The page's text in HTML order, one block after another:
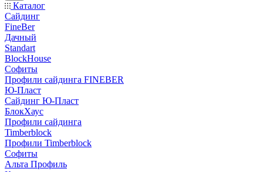
Каталог
Сайдинг
FineBer
Дачный
Standart
BlockHouse
Софиты
Профили сайдинга FINEBER
Ю-Пласт
Сайдинг Ю-Пласт
БлокХаус
Профили сайдинга
Timberblock
Профили Timberblock
Софиты
Альта Профиль